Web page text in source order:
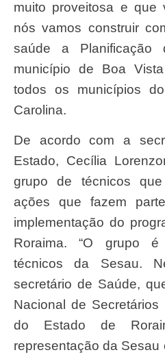
muito proveitosa e que
nós vamos construir
saúde a
município de Boa
todos os municípios
Carolina.
De acordo com a secretária de Saúde do
Estado, Cecília
grupo de técnicos
ações que fazem
implementação do
Roraima. “O grupo
técnicos da Sesau.
secretário de Saúde,
Nacional de
do Estado de
representação da Sesau